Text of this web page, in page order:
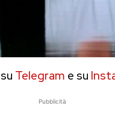
Telegram e su
Pubblicità